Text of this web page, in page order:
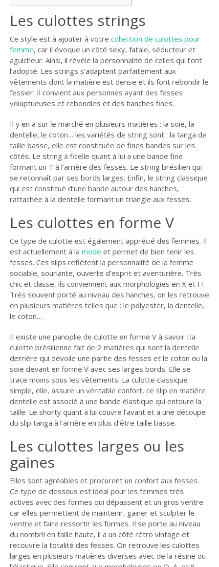
Les culottes strings
Ce style est à ajouter à votre collection de culottes pour
femme, car il évoque un côté sexy, fatale, séducteur et
aguicheur. Ainsi, il révèle la personnalité de celles qui l’ont
l’adopté. Les strings s’adaptent parfaitement aux
vêtements dont la matière est dense et ils font rebondir le
fessier. Il convient aux personnes ayant des fesses
voluptueuses et rebondies et des hanches fines.
Il y en a sur le marché en plusieurs matières : la soie, la
dentelle, le coton… les variétés de string sont : la tanga de
taille basse, elle est constituée de fines bandes sur les
côtés. Le string à ficelle quant à lui a une bande fine
formant un T à l’arrière des fesses. Le string brésilien qui
se reconnaît par ses bords larges. Enfin, le string classique
qui est constitué d’une bande autour des hanches,
rattachée à la dentelle formant un triangle aux fesses.
Les culottes en forme V
Ce type de culotte est également apprécié des femmes. Il
est actuellement à la mode et permet de bien tenir les
fesses. Ces slips reflètent la personnalité de la femme
sociable, souriante, ouverte d’esprit et aventurière. Très
chic et classe, ils conviennent aux morphologies en X et H.
Très souvent porté au niveau des hanches, on les retrouve
en plusieurs matières telles que : le polyester, la dentelle,
le coton…
Il existe une panoplie de culotte en forme V à savoir : la
culotte brésilienne fait de 2 matières qui sont la dentelle
derrière qui dévoile une partie des fesses et le coton ou la
soie devant en forme V avec ses larges bords. Elle se
trace moins sous les vêtements. La culotte classique
simple, elle, assure un véritable confort, ce slip en matière
dentelle est associé à une bande élastique qui entoure la
taille. Le shorty quant à lui couvre l’avant et a une découpe
du slip tanga à l’arrière en plus d’être taille basse.
Les culottes larges ou les
gaines
Elles sont agréables et procurent un confort aux fesses.
Ce type de dessous est idéal pour les femmes très
actives avec des formes qui dépassent et un gros ventre
car elles permettent de maintenir, gainer et sculpter le
ventre et faire ressortir les formes. Il se porte au niveau
du nombril en taille haute, il a un côté rétro vintage et
recouvre la totalité des fesses. On retrouve les culottes
larges en plusieurs matières diverses avec de la résine ou